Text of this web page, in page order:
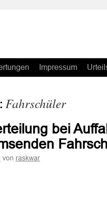
Impressum
Fahrschüler
bei
von raskwar